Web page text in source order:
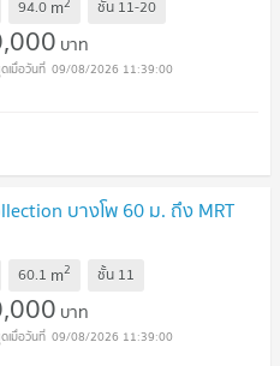
94.0 m ชั้น 11-20
บาท
09/08/2026 11:39:00
บางโพ 60 ม. ถึง MRT
60.1 m2 ชั้น 11
บาท
09/08/2026 11:39:00